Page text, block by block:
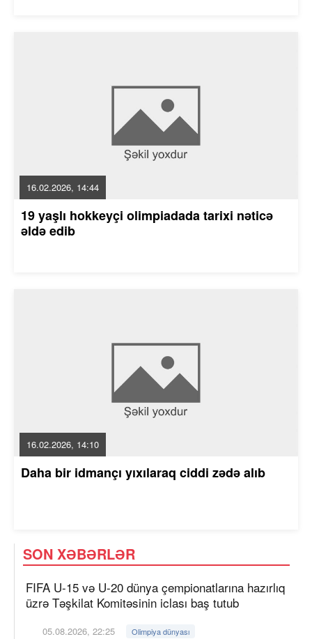
16.02.2026, 14:44
19 yaşlı hokkeyçi olimpiadada tarixi nəticə
əldə edib
16.02.2026, 14:10
Daha bir idmançı yıxılaraq ciddi zədə alıb
SON XƏBƏRLƏR
FIFA U-15 və U-20 dünya çempionatlarına hazırlıq
üzrə Təşkilat Komitəsinin iclası baş tutub
05.08.2026, 22:25 Olimpiya dünyası